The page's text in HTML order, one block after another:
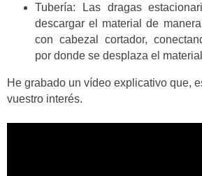
Tubería: Las dragas
descargar el material de
con cabezal cortador,
por donde se desplaza el
He grabado un vídeo explicativo que,
vuestro interés.